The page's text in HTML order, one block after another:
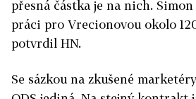
přesná částka je na nich.
práci pro Vrecionovou okolo
potvrdil HN.
Se sázkou na zkušené